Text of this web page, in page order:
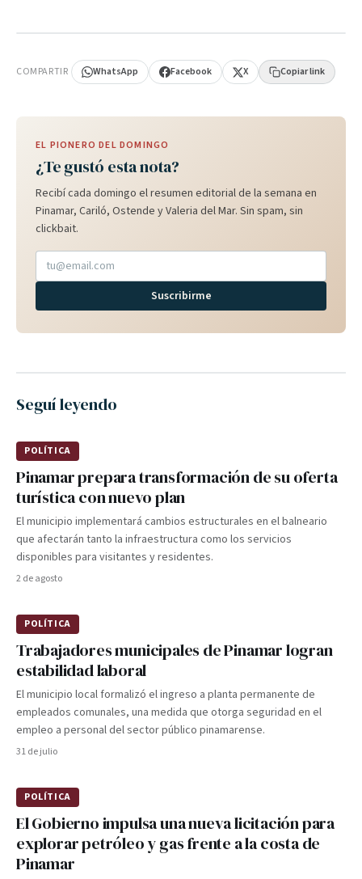
COMPARTIR WhatsApp Facebook X Copiar link
EL PIONERO DEL DOMINGO
¿Te gustó esta nota?
Recibí cada domingo el resumen editorial de la semana en
Pinamar, Cariló, Ostende y Valeria del Mar. Sin spam, sin
clickbait.
Suscribirme
Seguí leyendo
POLÍTICA
Pinamar prepara transformación de su oferta
turística con nuevo plan
El municipio implementará cambios estructurales en el balneario
que afectarán tanto la infraestructura como los servicios
disponibles para visitantes y residentes.
2 de agosto
POLÍTICA
Trabajadores municipales de Pinamar logran
estabilidad laboral
El municipio local formalizó el ingreso a planta permanente de
empleados comunales, una medida que otorga seguridad en el
empleo a personal del sector público pinamarense.
31 de julio
POLÍTICA
El Gobierno impulsa una nueva licitación para
explorar petróleo y gas frente a la costa de
Pinamar